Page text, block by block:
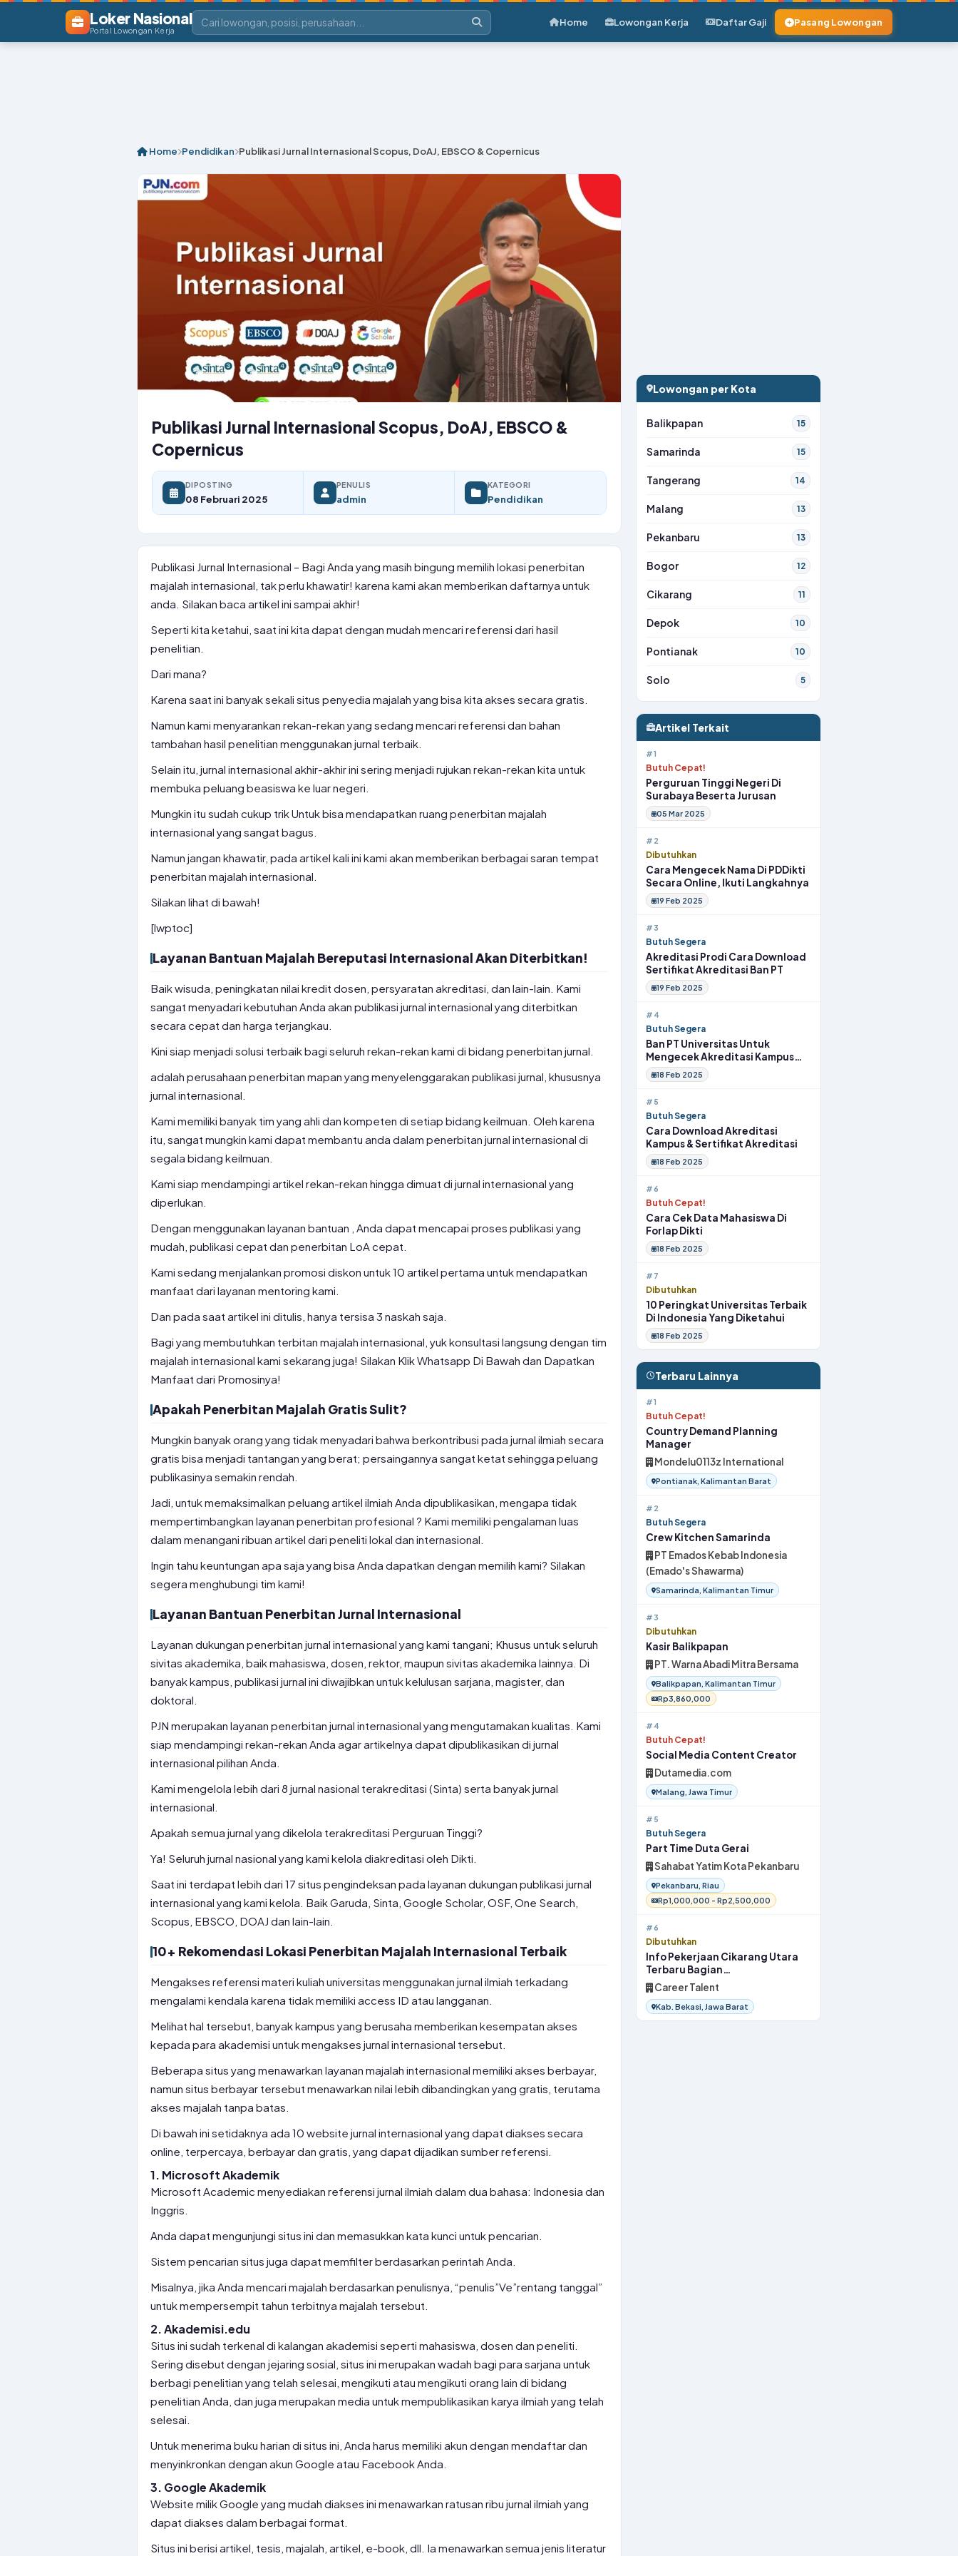
Loker Nasional
Portal Lowongan Kerja
Home Lowongan Kerja Daftar Gaji Pasang Lowongan
Home Pendidikan Publikasi Jurnal Internasional Scopus, DoAJ, EBSCO & Copernicus
Publikasi Jurnal Internasional Scopus, DoAJ, EBSCO &
Copernicus
DIPOSTING
08 Februari 2025
PENULIS
admin
KATEGORI
Pendidikan
Publikasi Jurnal Internasional – Bagi Anda yang masih bingung memilih lokasi penerbitan
majalah internasional, tak perlu khawatir! karena kami akan memberikan daftarnya untuk
anda. Silakan baca artikel ini sampai akhir!
Seperti kita ketahui, saat ini kita dapat dengan mudah mencari referensi dari hasil
penelitian.
Dari mana?
Karena saat ini banyak sekali situs penyedia majalah yang bisa kita akses secara gratis.
Namun kami menyarankan rekan-rekan yang sedang mencari referensi dan bahan
tambahan hasil penelitian menggunakan jurnal terbaik.
Selain itu, jurnal internasional akhir-akhir ini sering menjadi rujukan rekan-rekan kita untuk
membuka peluang beasiswa ke luar negeri.
Mungkin itu sudah cukup trik Untuk bisa mendapatkan ruang penerbitan majalah
internasional yang sangat bagus.
Namun jangan khawatir, pada artikel kali ini kami akan memberikan berbagai saran tempat
penerbitan majalah internasional.
Silakan lihat di bawah!
[lwptoc]
Layanan Bantuan Majalah Bereputasi Internasional Akan Diterbitkan!
Baik wisuda, peningkatan nilai kredit dosen, persyaratan akreditasi, dan lain-lain. Kami
sangat menyadari kebutuhan Anda akan publikasi jurnal internasional yang diterbitkan
secara cepat dan harga terjangkau.
Kini siap menjadi solusi terbaik bagi seluruh rekan-rekan kami di bidang penerbitan jurnal.
adalah perusahaan penerbitan mapan yang menyelenggarakan publikasi jurnal, khususnya
jurnal internasional.
Kami memiliki banyak tim yang ahli dan kompeten di setiap bidang keilmuan. Oleh karena
itu, sangat mungkin kami dapat membantu anda dalam penerbitan jurnal internasional di
segala bidang keilmuan.
Kami siap mendampingi artikel rekan-rekan hingga dimuat di jurnal internasional yang
diperlukan.
Dengan menggunakan layanan bantuan , Anda dapat mencapai proses publikasi yang
mudah, publikasi cepat dan penerbitan LoA cepat.
Kami sedang menjalankan promosi diskon untuk 10 artikel pertama untuk mendapatkan
manfaat dari layanan mentoring kami.
Dan pada saat artikel ini ditulis, hanya tersisa 3 naskah saja.
Bagi yang membutuhkan terbitan majalah internasional, yuk konsultasi langsung dengan tim
majalah internasional kami sekarang juga! Silakan Klik Whatsapp Di Bawah dan Dapatkan
Manfaat dari Promosinya!
Apakah Penerbitan Majalah Gratis Sulit?
Mungkin banyak orang yang tidak menyadari bahwa berkontribusi pada jurnal ilmiah secara
gratis bisa menjadi tantangan yang berat; persaingannya sangat ketat sehingga peluang
publikasinya semakin rendah.
Jadi, untuk memaksimalkan peluang artikel ilmiah Anda dipublikasikan, mengapa tidak
mempertimbangkan layanan penerbitan profesional ? Kami memiliki pengalaman luas
dalam menangani ribuan artikel dari peneliti lokal dan internasional.
Ingin tahu keuntungan apa saja yang bisa Anda dapatkan dengan memilih kami? Silakan
segera menghubungi tim kami!
Layanan Bantuan Penerbitan Jurnal Internasional
Layanan dukungan penerbitan jurnal internasional yang kami tangani; Khusus untuk seluruh
sivitas akademika, baik mahasiswa, dosen, rektor, maupun sivitas akademika lainnya. Di
banyak kampus, publikasi jurnal ini diwajibkan untuk kelulusan sarjana, magister, dan
doktoral.
PJN merupakan layanan penerbitan jurnal internasional yang mengutamakan kualitas. Kami
siap mendampingi rekan-rekan Anda agar artikelnya dapat dipublikasikan di jurnal
internasional pilihan Anda.
Kami mengelola lebih dari 8 jurnal nasional terakreditasi (Sinta) serta banyak jurnal
internasional.
Apakah semua jurnal yang dikelola terakreditasi Perguruan Tinggi?
Ya! Seluruh jurnal nasional yang kami kelola diakreditasi oleh Dikti.
Saat ini terdapat lebih dari 17 situs pengindeksan pada layanan dukungan publikasi jurnal
internasional yang kami kelola. Baik Garuda, Sinta, Google Scholar, OSF, One Search,
Scopus, EBSCO, DOAJ dan lain-lain.
10+ Rekomendasi Lokasi Penerbitan Majalah Internasional Terbaik
Mengakses referensi materi kuliah universitas menggunakan jurnal ilmiah terkadang
mengalami kendala karena tidak memiliki access ID atau langganan.
Melihat hal tersebut, banyak kampus yang berusaha memberikan kesempatan akses
kepada para akademisi untuk mengakses jurnal internasional tersebut.
Beberapa situs yang menawarkan layanan majalah internasional memiliki akses berbayar,
namun situs berbayar tersebut menawarkan nilai lebih dibandingkan yang gratis, terutama
akses majalah tanpa batas.
Di bawah ini setidaknya ada 10 website jurnal internasional yang dapat diakses secara
online, terpercaya, berbayar dan gratis, yang dapat dijadikan sumber referensi.
1. Microsoft Akademik
Microsoft Academic menyediakan referensi jurnal ilmiah dalam dua bahasa: Indonesia dan
Inggris.
Anda dapat mengunjungi situs ini dan memasukkan kata kunci untuk pencarian.
Sistem pencarian situs juga dapat memfilter berdasarkan perintah Anda.
Misalnya, jika Anda mencari majalah berdasarkan penulisnya, “penulis”Ve”rentang tanggal”
untuk mempersempit tahun terbitnya majalah tersebut.
2. Akademisi.edu
Situs ini sudah terkenal di kalangan akademisi seperti mahasiswa, dosen dan peneliti.
Sering disebut dengan jejaring sosial, situs ini merupakan wadah bagi para sarjana untuk
berbagi penelitian yang telah selesai, mengikuti atau mengikuti orang lain di bidang
penelitian Anda, dan juga merupakan media untuk mempublikasikan karya ilmiah yang telah
selesai.
Untuk menerima buku harian di situs ini, Anda harus memiliki akun dengan mendaftar dan
menyinkronkan dengan akun Google atau Facebook Anda.
3. Google Akademik
Website milik Google yang mudah diakses ini menawarkan ratusan ribu jurnal ilmiah yang
dapat diakses dalam berbagai format.
Situs ini berisi artikel, tesis, majalah, artikel, e-book, dll. Ia menawarkan semua jenis literatur
Lowongan per Kota
Balikpapan 15
Samarinda 15
Tangerang 14
Malang 13
Pekanbaru 13
Bogor 12
Cikarang 11
Depok 10
Pontianak 10
Solo 5
Artikel Terkait
#1
Butuh Cepat!
Perguruan Tinggi Negeri Di
Surabaya Beserta Jurusan
05 Mar 2025
#2
Dibutuhkan
Cara Mengecek Nama Di PDDikti
Secara Online, Ikuti Langkahnya
19 Feb 2025
#3
Butuh Segera
Akreditasi Prodi Cara Download
Sertifikat Akreditasi Ban PT
19 Feb 2025
#4
Butuh Segera
Ban PT Universitas Untuk
Mengecek Akreditasi Kampus
Terbaik
18 Feb 2025
#5
Butuh Segera
Cara Download Akreditasi
Kampus & Sertifikat Akreditasi
18 Feb 2025
#6
Butuh Cepat!
Cara Cek Data Mahasiswa Di
Forlap Dikti
18 Feb 2025
#7
Dibutuhkan
10 Peringkat Universitas Terbaik
Di Indonesia Yang Diketahui
18 Feb 2025
Terbaru Lainnya
#1
Butuh Cepat!
Country Demand Planning
Manager
Mondelu0113z International
Pontianak, Kalimantan Barat
#2
Butuh Segera
Crew Kitchen Samarinda
PT Emados Kebab Indonesia
(Emado's Shawarma)
Samarinda, Kalimantan Timur
#3
Dibutuhkan
Kasir Balikpapan
PT. Warna Abadi Mitra Bersama
Balikpapan, Kalimantan Timur
Rp3,860,000
#4
Butuh Cepat!
Social Media Content Creator
Dutamedia.com
Malang, Jawa Timur
#5
Butuh Segera
Part Time Duta Gerai
Sahabat Yatim Kota Pekanbaru
Pekanbaru, Riau
Rp1,000,000 - Rp2,500,000
#6
Dibutuhkan
Info Pekerjaan Cikarang Utara
Terbaru Bagian
OperatorProduksi 2026
Career Talent
Kab. Bekasi, Jawa Barat